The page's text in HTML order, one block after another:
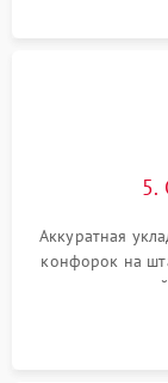
5.
Аккуратная
конфорок на